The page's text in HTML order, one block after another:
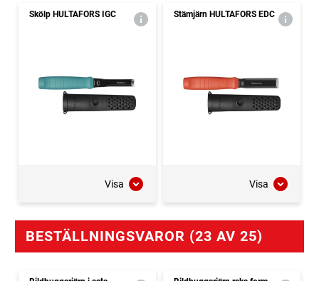
Skölp HULTAFORS IGC
Visa
Stämjärn HULTAFORS EDC
Visa
BESTÄLLNINGSVAROR (23 AV 25)